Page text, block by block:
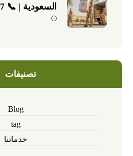
السعودية | 📞 0540026747
تصنيفات
Blog
tag
خدماتنا